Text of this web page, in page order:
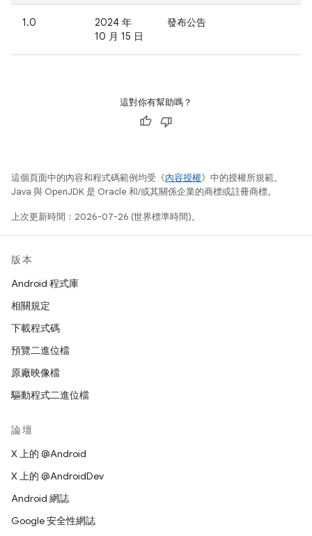
1.0
2024 年
10 月 15 日
發布公告
這對你有幫助嗎？
這個頁面中的內容和程式碼範例均受《內容授權》中的授權所規範。
Java 與 OpenJDK 是 Oracle 和/或其關係企業的商標或註冊商標。
上次更新時間：2026-07-26 (世界標準時間)。
版本
Android 程式庫
相關規定
下載程式碼
預覽二進位檔
原廠映像檔
驅動程式二進位檔
論壇
X 上的 @Android
X 上的 @AndroidDev
Android 網誌
Google 安全性網誌